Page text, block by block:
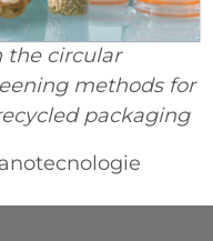
the circular
methods for
packaging